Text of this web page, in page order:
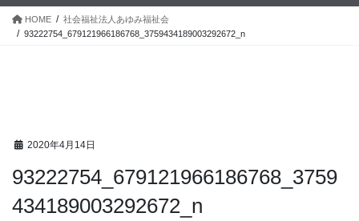
HOME
社会福祉法人あゆみ福祉会
93222754_679121966186768_3759434189003292672_n
2020年4月14日
93222754_679121966186768_3759
434189003292672_n